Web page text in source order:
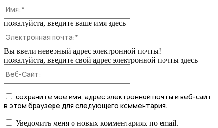
пожалуйста, введите ваше имя здесь
Вы ввели неверный адрес электронной почты!
пожалуйста, введите свой адрес электронной почты здесь
сохраните мое имя, адрес электронной почты и веб-сайт
в этом браузере для следующего комментария.
Уведомить меня о новых комментариях по email.